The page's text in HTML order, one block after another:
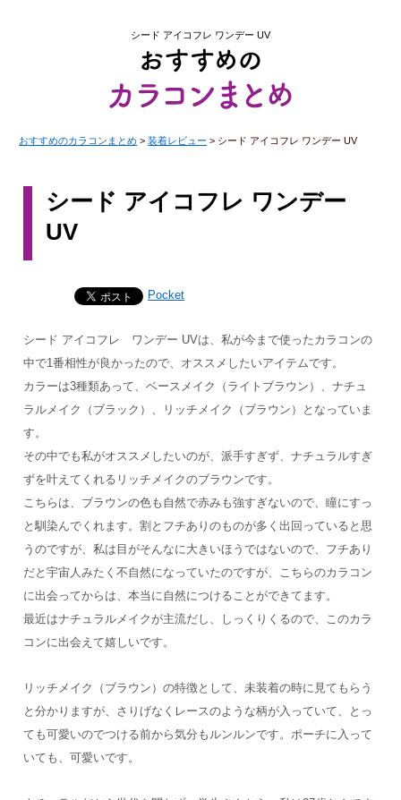
シード アイコフレ ワンデー UV
おすすめのカラコンまとめ >装着レビュー > シード アイコフレ ワンデー UV
シード アイコフレ ワンデー
UV
Pocket
シード アイコフレ ワンデー UVは、私が今まで使ったカラコンの
中で1番相性が良かったので、オススメしたいアイテムです。
カラーは3種類あって、ベースメイク（ライトブラウン）、ナチュ
ラルメイク（ブラック）、リッチメイク（ブラウン）となっていま
す。
その中でも私がオススメしたいのが、派手すぎず、ナチュラルすぎ
ずを叶えてくれるリッチメイクのブラウンです。
こちらは、ブラウンの色も自然で赤みも強すぎないので、瞳にすっ
と馴染んでくれます。割とフチありのものが多く出回っていると思
うのですが、私は目がそんなに大きいほうではないので、フチあり
だと宇宙人みたく不自然になっていたのですが、こちらのカラコン
に出会ってからは、本当に自然につけることができてます。
最近はナチュラルメイクが主流だし、しっくりくるので、このカラ
コンに出会えて嬉しいです。
リッチメイク（ブラウン）の特徴として、未装着の時に見てもらう
と分かりますが、さりげなくレースのような柄が入っていて、とっ
ても可愛いのでつける前から気分もルンルンです。ポーチに入って
いても、可愛いです。